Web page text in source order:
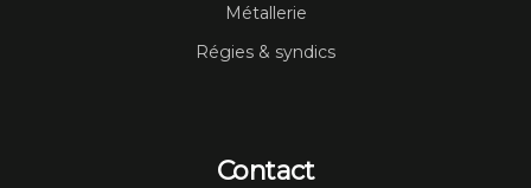
Métallerie
Régies & syndics
Contact